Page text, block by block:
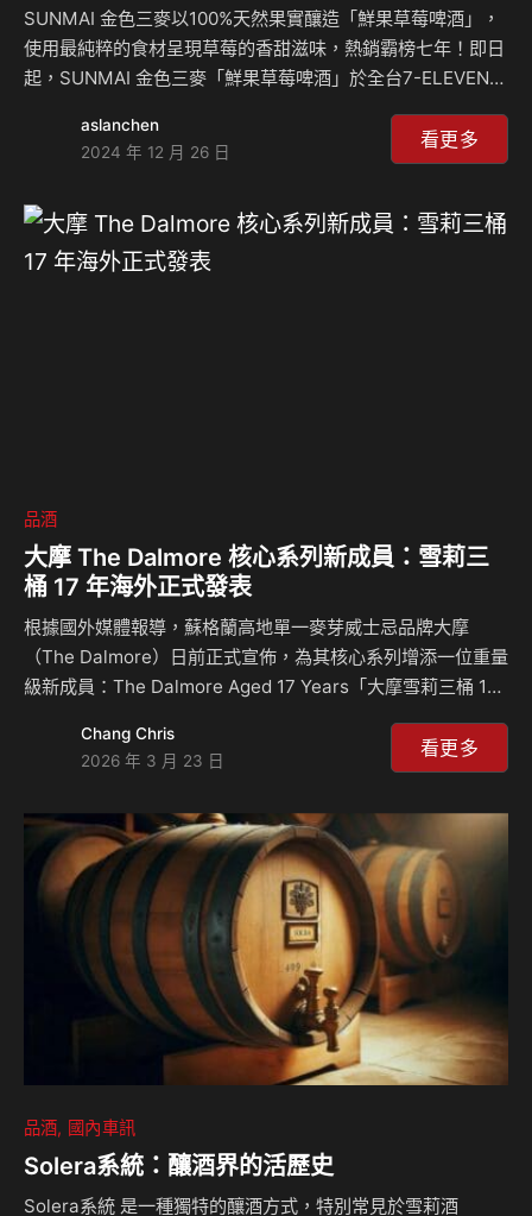
SUNMAI 金色三麥以100%天然果實釀造「鮮果草莓啤酒」，
使用最純粹的食材呈現草莓的香甜滋味，熱銷霸榜七年！即日
起，SUNMAI 金色三麥「鮮果草莓啤酒」於全台7-ELEVEN統
city’super、微風超市、SOGO Fresh Mart及大樂購物中心
也將陸續開賣，每罐500ml，訂價99元，限量商品，售完為
限時回歸！ SUNMAI 金色三麥積極拓展釀造版圖，廣泛運用
特色食材、香料推出季節限定酒款，口碑及銷售都創下亮眼成
aslanchen
2024 年 12 月 26 日
看更多
品酒
大摩 The Dalmore 核心系列新成員：雪莉三
桶 17 年海外正式發表
根據國外媒體報導，蘇格蘭高地單一麥芽威士忌品牌大摩
（The Dalmore）日前正式宣佈，為其核心系列增添一位重量
級新成員：The Dalmore Aged 17 Years「大摩雪莉三桶 17
不僅在深化品牌對雪莉桶熟成工藝的探索，並進一步鞏固大摩
與西班牙著名雪莉酒莊 González Byass 長達數十年的傳奇合
心系列的新里程碑 大摩雪莉三桶 17 年的加入，一舉填補了核
心系列中 15 年與 18 年、21 年間的空白，定位為一款展現品
牌經典風格、且更具深度與結構感的常販產品。這款…
Chang Chris
2026 年 3 月 23 日
看更多
品酒 國內車訊
Solera系統：釀酒界的活歷史
Solera系統 是一種獨特的釀酒方式，特別常見於雪莉酒